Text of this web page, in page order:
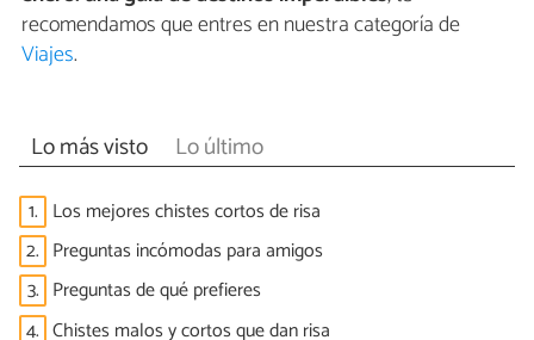
recomendamos que entres en nuestra categoría de
Viajes.
Lo más visto Lo último
1. Los mejores chistes cortos de risa
2. Preguntas incómodas para amigos
3. Preguntas de qué prefieres
4. Chistes malos y cortos que dan risa